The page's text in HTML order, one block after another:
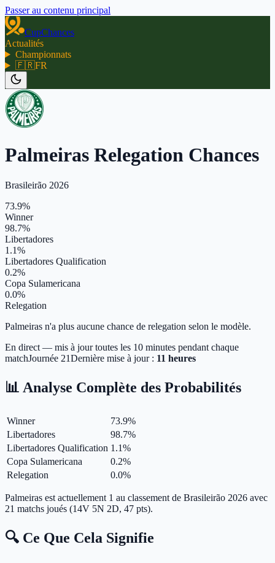
Passer au contenu principal
CupChances
Actualités
Championnats
🇫🇷FR
Palmeiras Relegation Chances
Brasileirão 2026
73.9%
Winner
98.7%
Libertadores
1.1%
Libertadores Qualification
0.2%
Copa Sulamericana
0.0%
Relegation
Palmeiras n'a plus aucune chance de relegation selon le modèle.
En direct — mis à jour toutes les 10 minutes pendant chaque
matchJournée 21Dernière mise à jour : 11 heures
📊 Analyse Complète des Probabilités
Winner 73.9%
Libertadores
98.7%
Libertadores Qualification 1.1%
Copa Sulamericana
0.2%
Relegation
0.0%
Palmeiras est actuellement 1 au classement de Brasileirão 2026 avec
21 matchs joués (14V 5N 2D, 47 pts).
🔍 Ce Que Cela Signifie